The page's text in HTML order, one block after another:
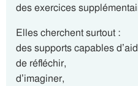
des exercices
Elles cherchent surtout :
des supports capables
de réfléchir,
d’imaginer,